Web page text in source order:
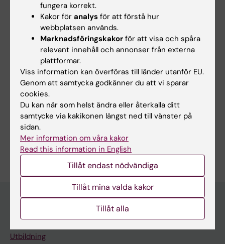
Innehållsgranskare:
Dhifaf Sarhan
Sidan uppdaterad:2026-07-29
Dela
Huvudmeny
Utbildning
fungera korrekt.
Kakor för analys för att förstå hur
webbplatsen används.
Marknadsföringskakor för att visa och spåra
relevant innehåll och annonser från externa
plattformar.
Viss information kan överföras till länder utanför EU.
Genom att samtycka godkänner du att vi sparar
cookies.
Du kan när som helst ändra eller återkalla ditt
samtycke via kakikonen längst ned till vänster på
sidan.
Mer information om våra kakor
Read this information in English
Tillåt endast nödvändiga
Tillåt mina valda kakor
Tillåt alla